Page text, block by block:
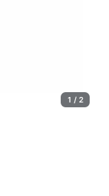
1 / 2